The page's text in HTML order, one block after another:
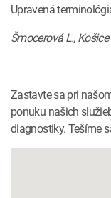
Upravená
Šmocerová L., Košice
Zastavte sa pri
ponuku našich
diagnostiky. Tešíme